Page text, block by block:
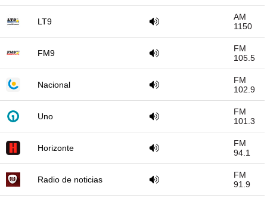
LT9
AM
1150
FM9
FM
105.5
Nacional
FM
102.9
Uno
FM
101.3
Horizonte
FM
94.1
Radio de noticias
FM
91.9